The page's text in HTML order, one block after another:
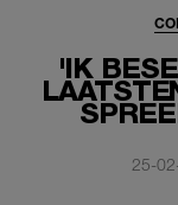
'IK
25-